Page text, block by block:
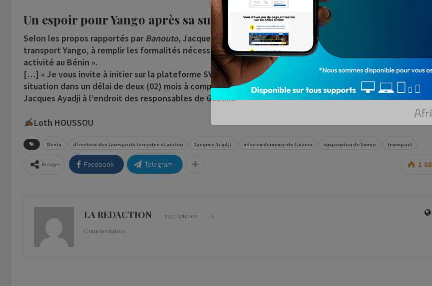
Un espoir pour Yango après sa suspension ?
Selon les propos rapportés parBanouto, Jacques Ayadji a invité les responsables de l’entreprise de
transport Yango, à remplir les formalités nécessaires « s’il le souhaite, s’il veut vraiment faire cette
activité au Bénin ».
[…] « Je vous invite à initier sur la plateforme SYGFR, une demande d’autorisation pour régulariser votre
situation dans un délai de deux (02) mois à compter de la date de signature de cette lettre », s’est
Jacques Ayadji à l’endroit des responsables de Gozem.
Loth HOUSSOU
Bénin directeur des transports terrestre et aérien Jacques Ayadji mise en demeure de Gozem suspension de Yango transport
1
Partager Facebook Telegram
LA REDACTION 5321 Articles
0
Commentaires